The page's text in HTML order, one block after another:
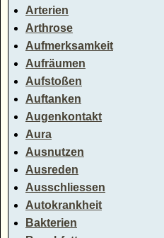
Arterien
Arthrose
Aufmerksamkeit
Aufräumen
Aufstoßen
Auftanken
Augenkontakt
Aura
Ausnutzen
Ausreden
Ausschliessen
Autokrankheit
Bakterien